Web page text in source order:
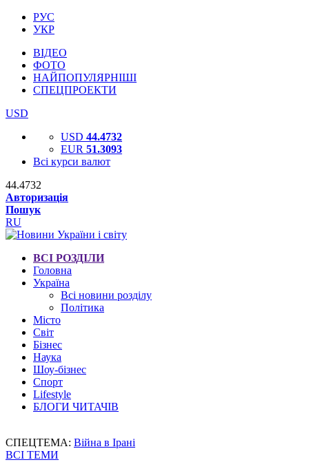
РУС
УКР
ВІДЕО
ФОТО
НАЙПОПУЛЯРНІШІ
СПЕЦПРОЕКТИ
USD
USD 44.4732
EUR 51.3093
Всі курси валют
44.4732
Авторизація
Пошук
RU
ВСІ РОЗДІЛИ
Головна
Україна
Всі новини розділу
Політика
Місто
Світ
Бізнес
Наука
Шоу-бізнес
Спорт
Lifestyle
БЛОГИ ЧИТАЧІВ
СПЕЦТЕМА: Війна в Ірані
ВСІ ТЕМИ